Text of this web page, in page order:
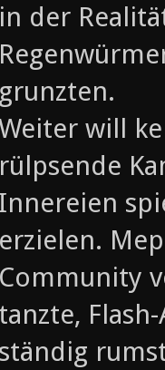
in der
grunzten.
will
rülpsende
Innereien
erzielen.
Community
tanzte,
ständig